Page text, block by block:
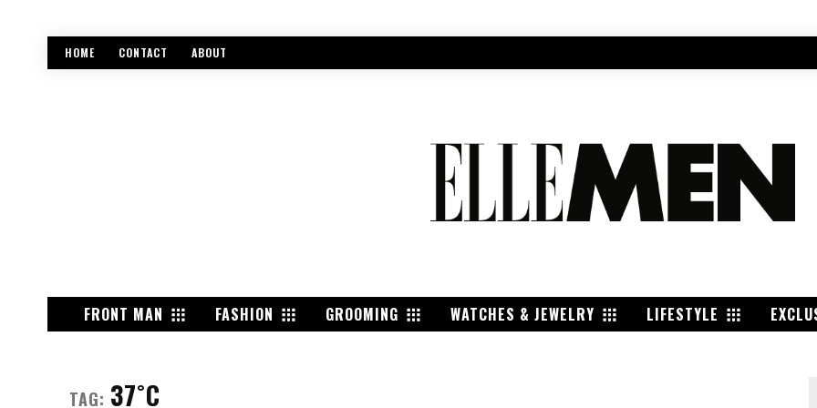
HOME CONTACT ABOUT
FRONT MAN FASHION GROOMING WATCHES & JEWELRY LIFESTYLE
TAG: 37˚C